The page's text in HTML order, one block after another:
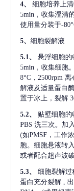
4、 细胞培养上
5min，收集澄清
使用量分装于-
5、 细胞裂解液
5.1、 悬浮细胞的
5min，收集细胞
8°C，2500rpm
解液及适量蛋白
置于冰上，裂解
5.2、
贴壁细胞
PBS 洗三次。加
(如PMSF，工作
胞。细胞悬液转
或者配合超声波破
5.3、
细胞裂解过
蛋白充分裂解 ,